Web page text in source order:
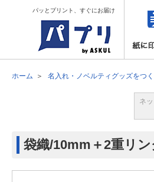
パッとプリント、すぐにお届け
ホーム 名入れ・ノベルティグッズをつ
ネ
袋織/10mm＋2重リ